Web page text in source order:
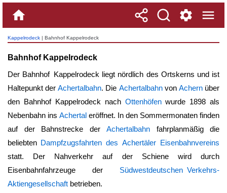
Kappelrodeck | Bahnhof Kappelrodeck
Bahnhof Kappelrodeck
Der Bahnhof Kappelrodeck liegt nördlich des Ortskerns und ist
Haltepunkt derAchertalbahn. Die Achertalbahnvon Achernüber
den Bahnhof Kappelrodeck nach Ottenhöfenwurde 1898 als
Nebenbahn ins Achertal eröffnet. In den Sommermonaten finden
auf der Bahnstrecke der Achertalbahn fahrplanmäßig die
beliebten Dampfzugsfahrten des Achertäler Eisenbahnvereins
statt. Der Nahverkehr auf der Schiene wird durch
Eisenbahnfahrzeuge der Südwestdeutschen Verkehrs-
Aktiengesellschaft betrieben.